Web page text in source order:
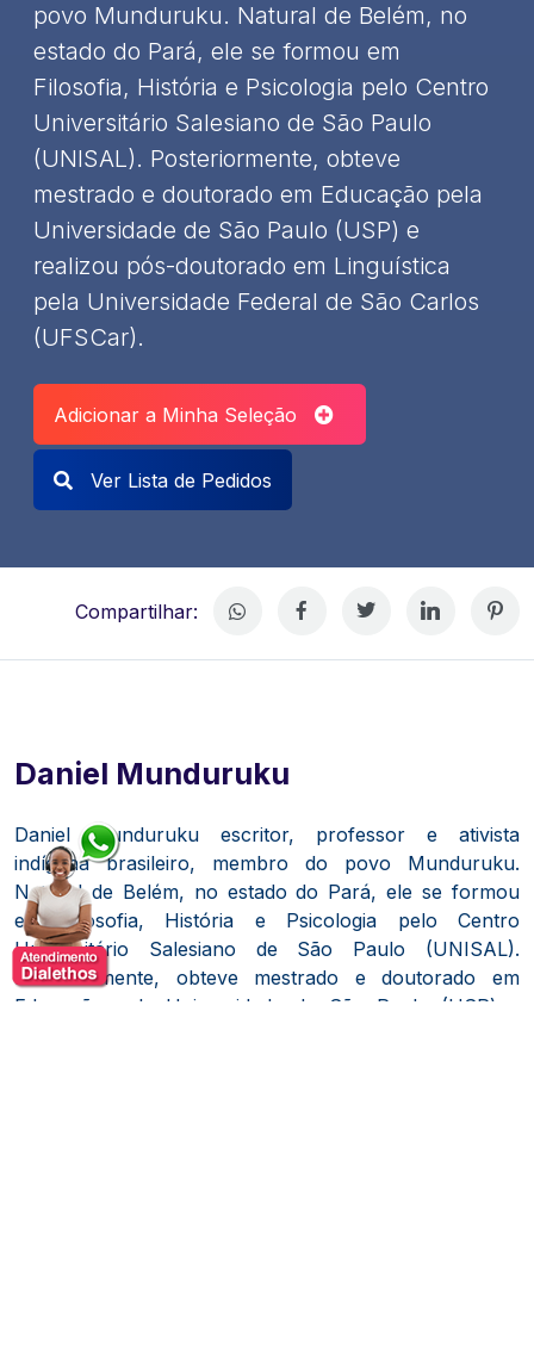
povo Munduruku. Natural de Belém, no
estado do Pará, ele se formou em
Filosofia, História e Psicologia pelo Centro
Universitário Salesiano de São Paulo
(UNISAL). Posteriormente, obteve
mestrado e doutorado em Educação pela
Universidade de São Paulo (USP) e
realizou pós-doutorado em Linguística
pela Universidade Federal de São Carlos
(UFSCar).
Adicionar a Minha Seleção
Ver Lista de Pedidos
Compartilhar:
Daniel Munduruku
Daniel Munduruku escritor, professor e ativista
indígena brasileiro, membro do povo Munduruku.
Natural de Belém, no estado do Pará, ele se formou
em Filosofia, História e Psicologia pelo Centro
Universitário Salesiano de São Paulo (UNISAL).
Posteriormente, obteve mestrado e doutorado em
Educação pela Universidade de São Paulo (USP) e